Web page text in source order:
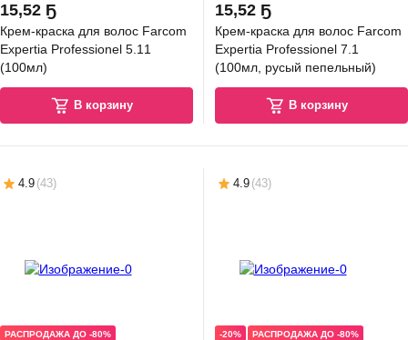
15,52 Ҕ
Крем-краска для волос Farcom
Expertia Professionel 5.11
(100мл)
В корзину
15,52 Ҕ
Крем-краска для волос Farcom
Expertia Professionel 7.1
(100мл, русый пепельный)
В корзину
4.9 (43)
РАСПРОДАЖА ДО -80%
4.9 (43)
-20% РАСПРОДАЖА ДО -80%